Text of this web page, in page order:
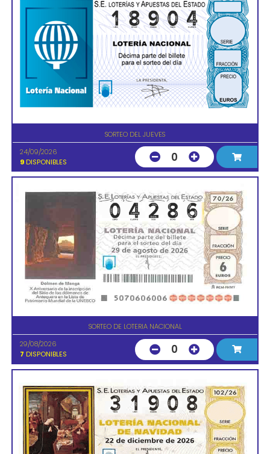
SORTEO DEL JUEVES
24/09/2026
9 DISPONIBLES 0
SORTEO DE LOTERIA NACIONAL
29/08/2026
7 DISPONIBLES 0